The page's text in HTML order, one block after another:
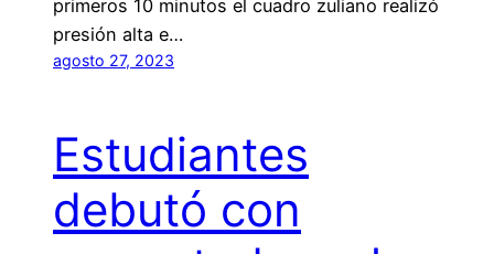
primeros 10 minutos el cuadro zuliano realizó
presión alta e…
agosto 27, 2023
Estudiantes
debutó con